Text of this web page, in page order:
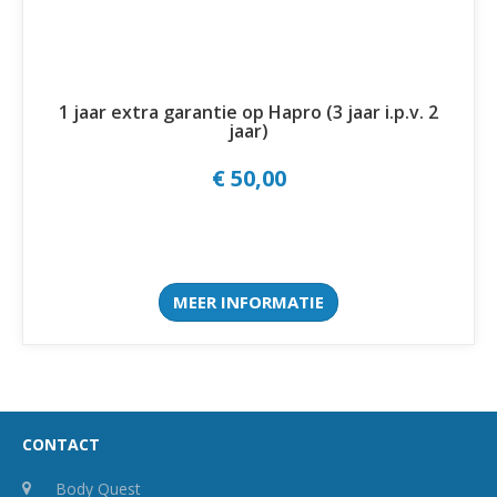
1 jaar extra garantie op Hapro (3 jaar i.p.v. 2
jaar)
€ 50,00
MEER INFORMATIE
CONTACT
Body Quest